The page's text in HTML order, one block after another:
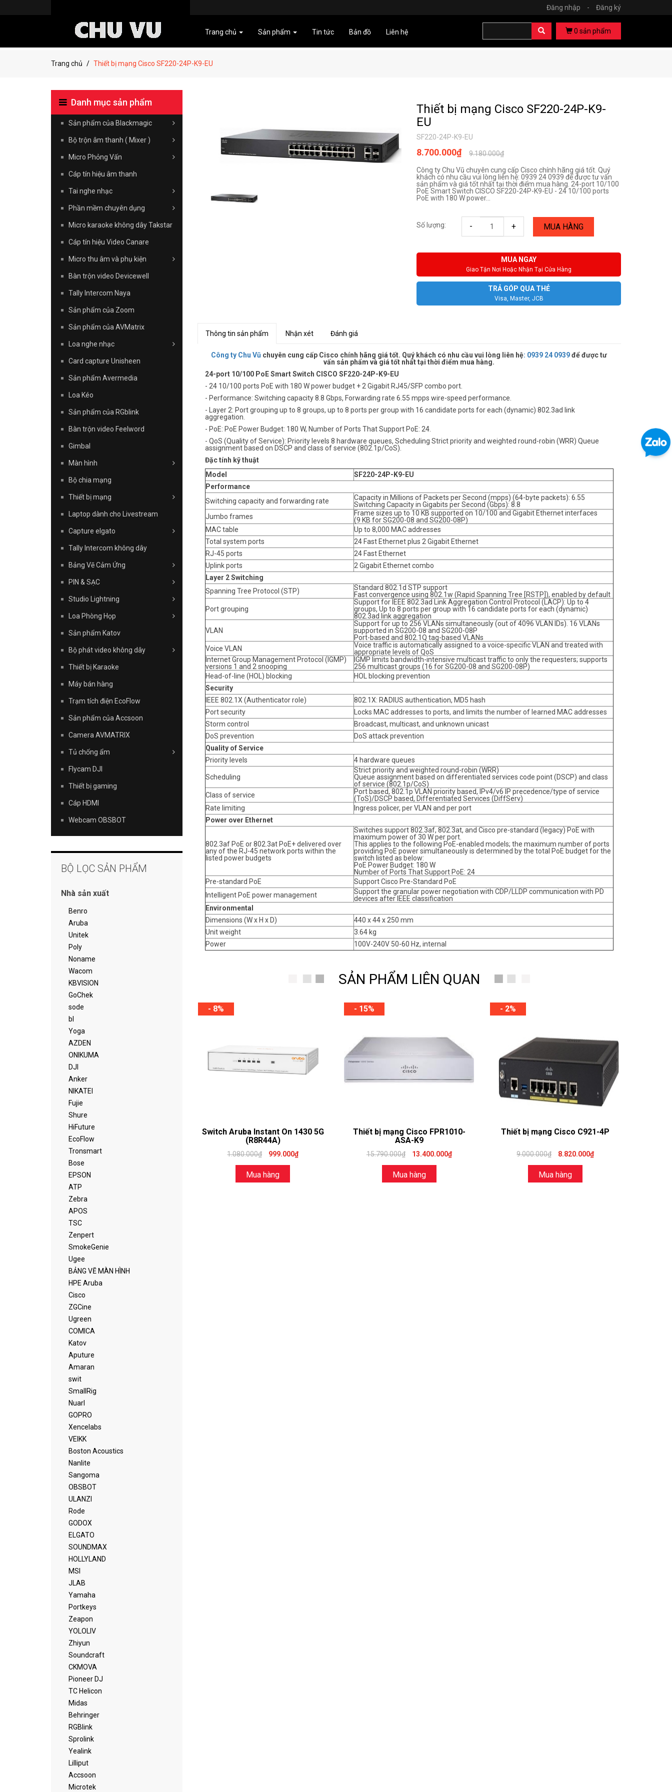
Đăng nhập - Đăng ký
Trang chủ Sản phẩm Tin tức Bản đồ Liên hệ 0 sản phẩm
Trang chủ Thiết bị mạng Cisco SF220-24P-K9-EU
Thiết bị mạng Cisco SF220-24P-K9-
EU
SF220-24P-K9-EU
9.180.000₫
8.700.000₫
Công ty Chu Vũ chuyên cung cấp Cisco chính hãng giá tốt. Quý
khách có nhu cầu vui lòng liên hệ: 0939 24 0939 để được tư vấn
sản phẩm và giá tốt nhất tại thời điểm mua hàng. 24-port 10/100
PoE Smart Switch CISCO SF220-24P-K9-EU - 24 10/100 ports
PoE with 180 W power...
Số lượng: - + MUA HÀNG
MUA NGAY
Giao Tận Nơi Hoặc Nhận Tại Cửa Hàng
TRẢ GÓP QUA THẺ
Visa, Master, JCB
Thông tin sản phẩm Nhận xét Đánh giá
Công ty Chu Vũ chuyên cung cấp Cisco chính hãng giá tốt. Quý khách có nhu cầu vui lòng liên hệ: 0939 24 0939để được tư
vấn sản phẩm và giá tốt nhất tại thời điểm mua hàng.
24-port 10/100 PoE Smart Switch CISCO SF220-24P-K9-EU
- 24 10/100 ports PoE with 180 W power budget + 2 Gigabit RJ45/SFP combo port.
- Performance: Switching capacity 8.8 Gbps, Forwarding rate 6.55 mpps wire-speed performance.
- Layer 2: Port grouping up to 8 groups, up to 8 ports per group with 16 candidate ports for each (dynamic) 802.3ad link
aggregation.
- PoE: PoE Power Budget: 180 W, Number of Ports That Support PoE: 24.
- QoS (Quality of Service): Priority levels 8 hardware queues, Scheduling Strict priority and weighted round-robin (WRR) Queue
assignment based on DSCP and class of service (802.1p/CoS).
Đặc tính kỹ thuật
Model
SF220-24P-K9-EU
Performance
Switching capacity and forwarding rate
Capacity in Millions of Packets per Second (mpps) (64-byte packets): 6.55
Switching Capacity in Gigabits per Second (Gbps): 8.8
Jumbo frames
Frame sizes up to 10 KB supported on 10/100 and Gigabit Ethernet interfaces
(9 KB for SG200-08 and SG200-08P)
MAC table
Up to 8,000 MAC addresses
Total system ports
24 Fast Ethernet plus 2 Gigabit Ethernet
RJ-45 ports
24 Fast Ethernet
Uplink ports
2 Gigabit Ethernet combo
Layer 2 Switching
Spanning Tree Protocol (STP)
Standard 802.1d STP support
Fast convergence using 802.1w (Rapid Spanning Tree [RSTP]), enabled by default
Port grouping
Support for IEEE 802.3ad Link Aggregation Control Protocol (LACP): Up to 4
groups, Up to 8 ports per group with 16 candidate ports for each (dynamic)
802.3ad link aggregation
VLAN
Support for up to 256 VLANs simultaneously (out of 4096 VLAN IDs). 16 VLANs
supported in SG200-08 and SG200-08P
Port-based and 802.1Q tag-based VLANs
Voice VLAN
Voice traffic is automatically assigned to a voice-specific VLAN and treated with
appropriate levels of QoS
Internet Group Management Protocol (IGMP)
versions 1 and 2 snooping
IGMP limits bandwidth-intensive multicast traffic to only the requesters; supports
256 multicast groups (16 for SG200-08 and SG200-08P)
Head-of-line (HOL) blocking
HOL blocking prevention
Security
IEEE 802.1X (Authenticator role)
802.1X: RADIUS authentication, MD5 hash
Port security
Locks MAC addresses to ports, and limits the number of learned MAC addresses
Storm control
Broadcast, multicast, and unknown unicast
DoS prevention
DoS attack prevention
Quality of Service
Priority levels
4 hardware queues
Scheduling
Strict priority and weighted round-robin (WRR)
Queue assignment based on differentiated services code point (DSCP) and class
of service (802.1p/CoS)
Class of service
Port based, 802.1p VLAN priority based, IPv4/v6 IP precedence/type of service
(ToS)/DSCP based, Differentiated Services (DiffServ)
Rate limiting
Ingress policer, per VLAN and per port
Power over Ethernet
802.3af PoE or 802.3at PoE+ delivered over
any of the RJ-45 network ports within the
listed power budgets
Switches support 802.3af, 802.3at, and Cisco pre-standard (legacy) PoE with
maximum power of 30 W per port.
This applies to the following PoE-enabled models; the maximum number of ports
providing PoE power simultaneously is determined by the total PoE budget for the
switch listed as below:
PoE Power Budget: 180 W
Number of Ports That Support PoE: 24
Pre-standard PoE
Support Cisco Pre-Standard PoE
Intelligent PoE power management
Support the granular power negotiation with CDP/LLDP communication with PD
devices after IEEE classification
Environmental
Dimensions (W x H x D)
440 x 44 x 250 mm
Unit weight
3.64 kg
Power
100V-240V 50-60 Hz, internal
SẢN PHẨM LIÊN QUAN
- 8%
Switch Aruba Instant On 1430 5G
(R8R44A)
1.080.000₫ 999.000₫
Mua hàng
- 15%
Thiết bị mạng Cisco FPR1010-
ASA-K9
15.790.000₫ 13.400.000₫
Mua hàng
- 2%
Thiết bị mạng Cisco C921-4P
9.000.000₫ 8.820.000₫
Mua hàng
Danh mục sản phẩm
Sản phẩm của Blackmagic
Bộ trộn âm thanh ( Mixer )
Micro Phỏng Vấn
Cáp tín hiệu âm thanh
Tai nghe nhạc
Phần mềm chuyên dụng
Micro karaoke không dây Takstar
Cáp tín hiệu Video Canare
Micro thu âm và phụ kiện
Bàn trộn video Devicewell
Tally Intercom Naya
Sản phẩm của Zoom
Sản phẩm của AVMatrix
Loa nghe nhạc
Card capture Unisheen
Sản phẩm Avermedia
Loa Kéo
Sản phẩm của RGblink
Bàn trộn video Feelword
Gimbal
Màn hình
Bộ chia mạng
Thiết bị mạng
Laptop dành cho Livestream
Capture elgato
Tally Intercom không dây
Bảng Vẽ Cảm Ứng
PIN & SẠC
Studio Lightning
Loa Phòng Họp
Sản phẩm Katov
Bộ phát video không dây
Thiết bị Karaoke
Máy bán hàng
Trạm tích điện EcoFlow
Sản phẩm của Accsoon
Camera AVMATRIX
Tủ chống ẩm
Flycam DJI
Thiết bị gaming
Cáp HDMI
Webcam OBSBOT
BỘ LỌC SẢN PHẨM
Nhà sản xuất
Benro
Aruba
Unitek
Poly
Noname
Wacom
KBVISION
GoChek
sode
bl
Yoga
AZDEN
ONIKUMA
DJI
Anker
NIKATEI
Fujie
Shure
HiFuture
EcoFlow
Tronsmart
Bose
EPSON
ATP
Zebra
APOS
TSC
Zenpert
SmokeGenie
Ugee
BẢNG VẼ MÀN HÌNH
HPE Aruba
Cisco
ZGCine
Ugreen
COMICA
Katov
Aputure
Amaran
swit
SmallRig
Nuarl
GOPRO
Xencelabs
VEIKK
Boston Acoustics
Nanlite
Sangoma
OBSBOT
ULANZI
Rode
GODOX
ELGATO
SOUNDMAX
HOLLYLAND
MSI
JLAB
Yamaha
Portkeys
Zeapon
YOLOLIV
Zhiyun
Soundcraft
CKMOVA
Pioneer DJ
TC Helicon
Midas
Behringer
RGBlink
Sprolink
Yealink
Lilliput
Accsoon
Microtek